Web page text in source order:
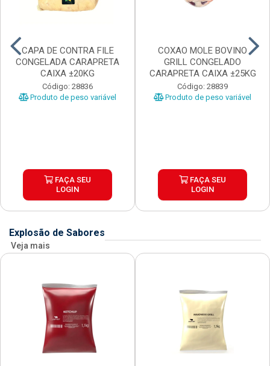
CAPA DE CONTRA FILE
CONGELADA CARAPRETA
CAIXA ±20KG
Código: 28836
Produto de peso variável
FAÇA SEU
LOGIN
COXAO MOLE BOVINO
GRILL CONGELADO
CARAPRETA CAIXA ±25KG
Código: 28839
Produto de peso variável
FAÇA SEU
LOGIN
Explosão de Sabores
Veja mais